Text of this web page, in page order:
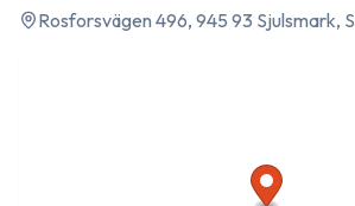
Rosforsvägen 496, 945 93 Sjulsmark,